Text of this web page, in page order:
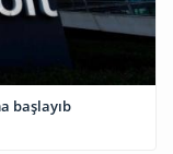
başlayıb